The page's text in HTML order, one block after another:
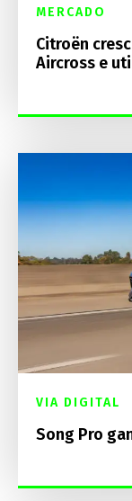
MERCADO
Citroën
Aircross e
VIA DIGITAL
Song Pro